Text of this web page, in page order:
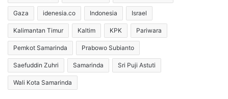
Gaza idenesia.co Indonesia Israel
Kalimantan Timur Kaltim KPK Pariwara
Pemkot Samarinda Prabowo Subianto
Saefuddin Zuhri Samarinda Sri Puji Astuti
Wali Kota Samarinda